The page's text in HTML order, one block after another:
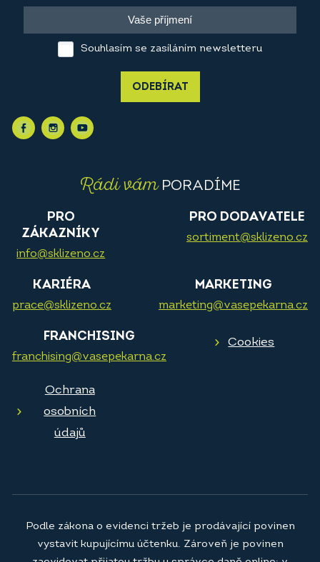
Souhlasím se zasíláním newsletteru
ODEBÍRAT
Rádi vámPORADÍME
PRO
ZÁKAZNÍKY
info@sklizeno.cz
PRO DODAVATELE
sortiment@sklizeno.cz
KARIÉRA
prace@sklizeno.cz
MARKETING
marketing@vasepekarna.cz
FRANCHISING
franchising@vasepekarna.cz
Cookies
Ochrana
osobních
údajů
Podle zákona o evidenci tržeb je prodávající povinen
vystavit kupujícímu účtenku. Zároveň je povinen